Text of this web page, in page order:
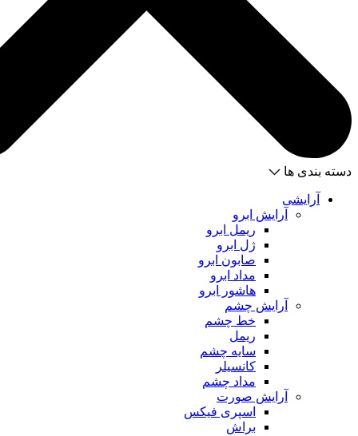
دسته بندی ها
آرایشی
آرایش ابرو
ریمل ابرو
ژل ابرو
صابون ابرو
مداد ابرو
هاشور ابرو
آرایش چشم
خط چشم
ریمل
سایه چشم
کانسیلر
مداد چشم
آرایش صورت
اسپری فیکس
براش